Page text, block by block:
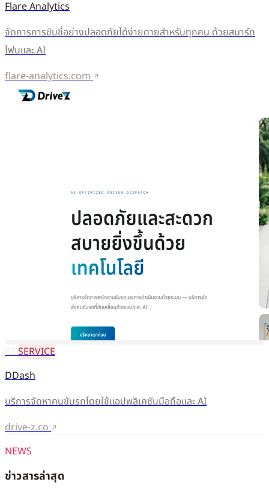
Flare Analytics
จัดการการขับขี่อย่างปลอดภัยได้ง่ายดายสำหรับทุกคน ด้วยสมาร์ท
โฟนและ AI
flare-analytics.com
SERVICE
DDash
บริการจัดหาคนขับรถโดยใช้แอปพลิเคชันมือถือและ AI
drive-z.co
NEWS
ข่าวสารล่าสุด